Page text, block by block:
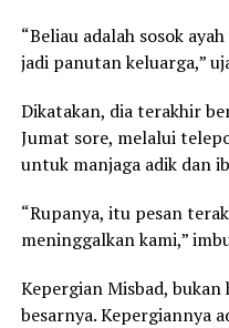
“Beliau adalah sosok
jadi panutan keluarga,”
Dikatakan, dia terakhir
Jumat sore, melalui
untuk manjaga adik dan
“Rupanya, itu pesan
meninggalkan kami,”
Kepergian Misbad, bukan
besarnya. Kepergiannya